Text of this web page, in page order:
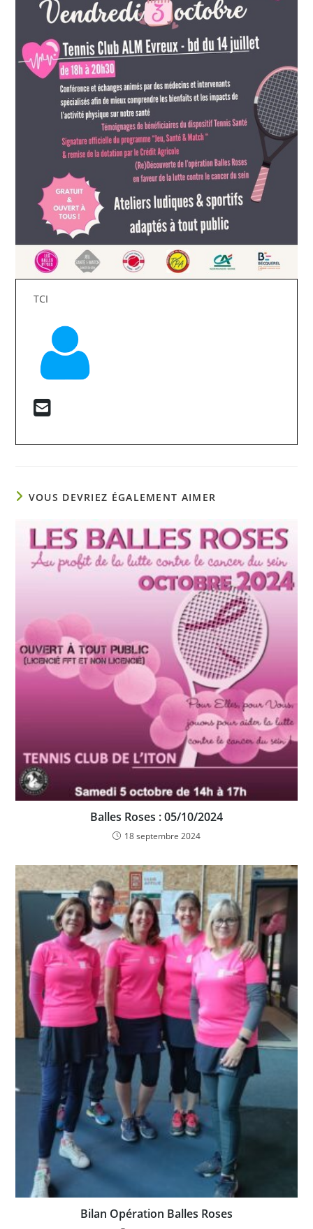
TCI
VOUS DEVRIEZ ÉGALEMENT AIMER
Balles Roses : 05/10/2024
18 septembre 2024
Bilan Opération Balles Roses